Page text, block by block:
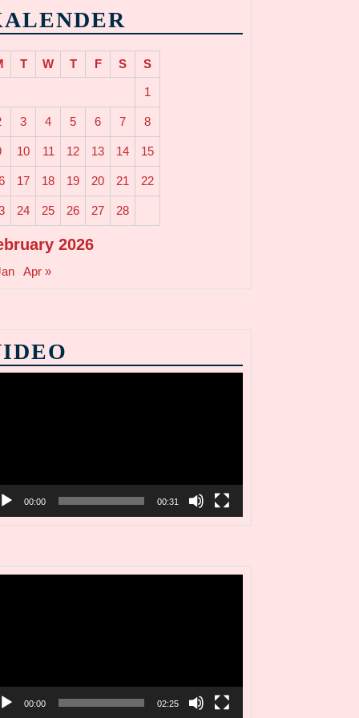
2026
T W T F S S
1
3 4 5 6 7 8
10 11 12 13 14 15
17 18 19 20 21 22
24 25 26 27 28
Apr »
00:00 00:31
00:00 02:25